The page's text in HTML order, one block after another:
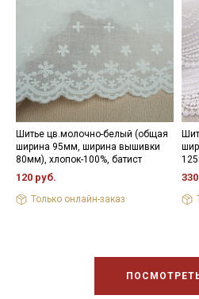
30С – 40С для исключения
Цветопередача может
зависимости от настроек вашего
Шитье цв.молочно-белый (общая
ширина 95мм, ширина вышивки
80мм), хлопок-100%, батист
120 руб.
Только онлайн-заказ